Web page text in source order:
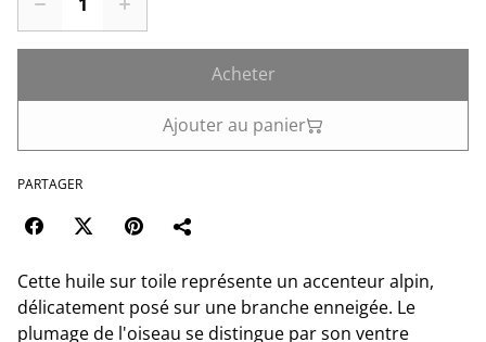
Acheter
Ajouter au panier
PARTAGER
Cette huile sur toile représente un accenteur alpin,
délicatement posé sur une branche enneigée. Le
plumage de l'oiseau se distingue par son ventre